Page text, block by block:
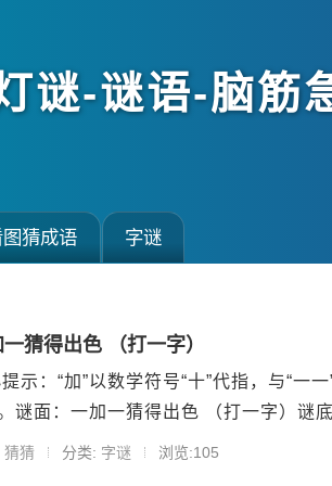
谜-谜语-脑筋
猜成语 字谜
猜得出色 （打一字）
示：“加”以数学符号“十”代指，与“一
谜面：一加一猜得出色 （打一字）谜
猜猜 分类: 字谜 浏览:105